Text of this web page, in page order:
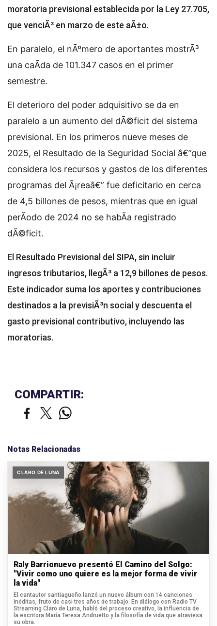
moratoria previsional establecida por la Ley 27.705,
que venciÃ³ en marzo de este aÃ±o.
En paralelo, el nÃºmero de aportantes mostrÃ³
una caÃ­da de 101.347 casos en el primer
semestre.
El deterioro del poder adquisitivo se da en
paralelo a un aumento del dÃ©ficit del sistema
previsional. En los primeros nueve meses de
2025, el Resultado de la Seguridad Social â€”que
considera los recursos y gastos de los diferentes
programas del Ã¡reaâ€” fue deficitario en cerca
de 4,5 billones de pesos, mientras que en igual
perÃ­odo de 2024 no se habÃ­a registrado
dÃ©ficit.
El Resultado Previsional del SIPA, sin incluir
ingresos tributarios, llegÃ³ a 12,9 billones de pesos.
Este indicador suma los aportes y contribuciones
destinados a la previsiÃ³n social y descuenta el
gasto previsional contributivo, incluyendo las
moratorias.
COMPARTIR:
Notas Relacionadas
CLARO DE LUNA
Raly Barrionuevo presentó El Camino del Solgo:
"Vivir como uno quiere es la mejor forma de vivir
la vida"
El cantautor santiagueño lanzó un nuevo álbum con 14 canciones
inéditas, fruto de casi tres años de trabajo. En diálogo con Radio TV
Streaming Claro de Luna, habló del proceso creativo, la influencia de
la escritora María Teresa Andruetto y la filosofía de vida que atraviesa
su obra.